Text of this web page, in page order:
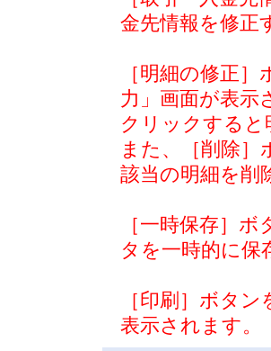
金先情報を修正
［明細の修正
力」画面が表示
クリックする
また、［削除
該当の明細を削
［一時保存］
タを一時的に
［印刷］ボタ
表示されます。